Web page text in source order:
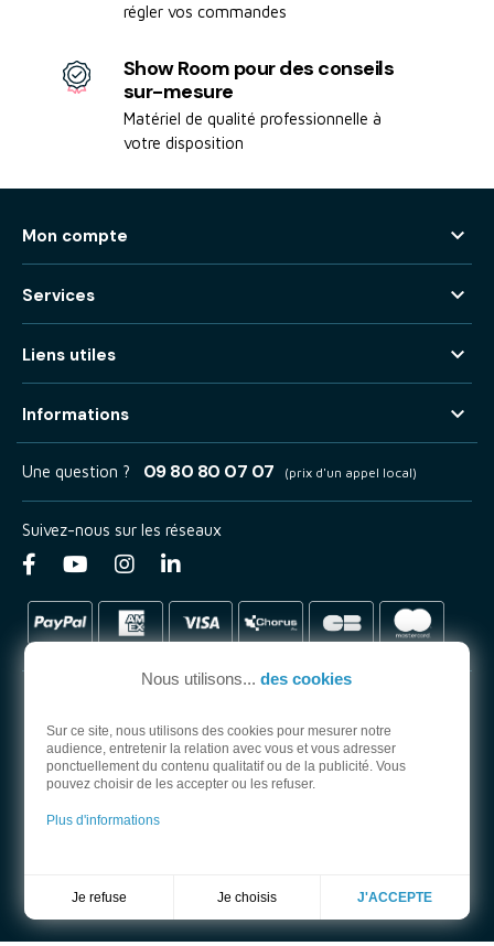
régler vos commandes
Show Room pour des conseils
sur-mesure
Matériel de qualité professionnelle à
votre disposition
Mon compte 
Services 
Liens utiles 
Informations 
Nous utilisons... des cookies
Sur ce site, nous utilisons des cookies pour mesurer notre
audience, entretenir la relation avec vous et vous adresser
ponctuellement du contenu qualitatif ou de la publicité. Vous
pouvez choisir de les accepter ou les refuser.
Plus d'informations
Je refuse Je choisis J'ACCEPTE
Une question ? 09 80 80 07 07 (prix d'un appel local)
Suivez-nous sur les réseaux
PARTENAIRE OFFICIEL